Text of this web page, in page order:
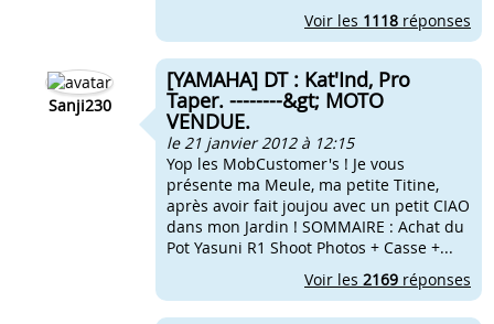
Voir les 1118 réponses
Sanji230
[YAMAHA] DT : Kat'Ind, Pro
Taper. --------&gt; MOTO
VENDUE.
le 21 janvier 2012 à 12:15
Yop les MobCustomer's ! Je vous
présente ma Meule, ma petite Titine,
après avoir fait joujou avec un petit CIAO
dans mon Jardin ! SOMMAIRE : Achat du
Pot Yasuni R1 Shoot Photos + Casse +...
Voir les 2169 réponses